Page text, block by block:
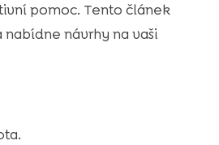
pomoc. Tento článek
návrhy na vaši